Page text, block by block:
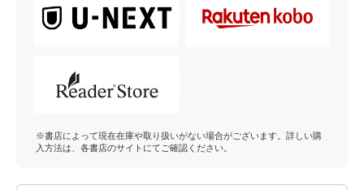
※書店によって現在在庫や取り扱いがない場合がございます。詳しい購
入方法は、各書店のサイトにてご確認ください。